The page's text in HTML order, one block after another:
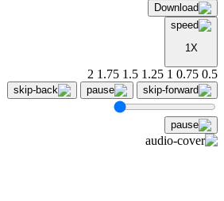
1X
0.5
0.75
1
1.25
1.5
1.75
2